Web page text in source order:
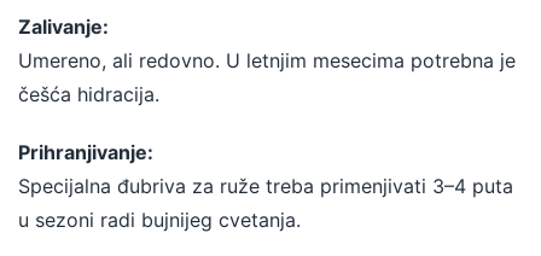
Zalivanje:
Umereno, ali redovno. U letnjim mesecima potrebna je
češća hidracija.
Prihranjivanje:
Specijalna đubriva za ruže treba primenjivati 3–4 puta
u sezoni radi bujnijeg cvetanja.